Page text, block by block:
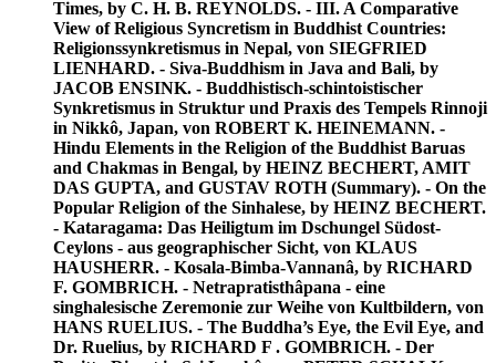
Times, by C. H. B. REYNOLDS. - III. A Comparative
View of Religious Syncretism in Buddhist Countries:
Religionssynkretismus in Nepal, von SIEGFRIED
LIENHARD. - Siva-Buddhism in Java and Bali, by
JACOB ENSINK. - Buddhistisch-schintoistischer
Synkretismus in Struktur und Praxis des Tempels Rinnoji
in Nikkô, Japan, von ROBERT K. HEINEMANN. -
Hindu Elements in the Religion of the Buddhist Baruas
and Chakmas in Bengal, by HEINZ BECHERT, AMIT
DAS GUPTA, and GUSTAV ROTH (Summary). - On the
Popular Religion of the Sinhalese, by HEINZ BECHERT.
- Kataragama: Das Heiligtum im Dschungel Südost-
Ceylons - aus geographischer Sicht, von KLAUS
HAUSHERR. - Kosala-Bimba-Vannanâ, by RICHARD
F. GOMBRICH. - Netrapratisthâpana - eine
singhalesische Zeremonie zur Weihe von Kultbildern, von
HANS RUELIUS. - The Buddha’s Eye, the Evil Eye, and
Dr. Ruelius, by RICHARD F . GOMBRICH. - Der